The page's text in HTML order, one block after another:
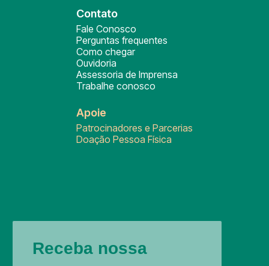
Contato
Fale Conosco
Perguntas frequentes
Como chegar
Ouvidoria
Assessoria de Imprensa
Trabalhe conosco
Apoie
Patrocinadores e Parcerias
Doação Pessoa Física